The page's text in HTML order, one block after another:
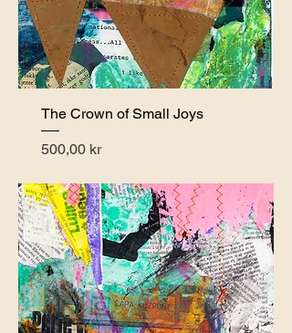
The Crown of Small Joys
Pris
500,00 kr